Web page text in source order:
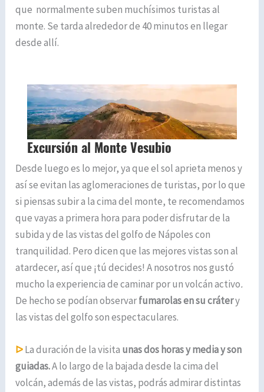
que normalmente suben muchísimos turistas al
monte. Se tarda alrededor de 40 minutos en llegar
desde allí.
Desde luego es lo mejor, ya que el sol aprieta menos y
así se evitan las aglomeraciones de turistas, por lo que
si piensas subir a la cima del monte, te recomendamos
que vayas a primera hora para poder disfrutar de la
subida y de las vistas del golfo de Nápoles con
tranquilidad. Pero dicen que las mejores vistas son al
atardecer, así que ¡tú decides! A nosotros nos gustó
mucho la experiencia de caminar por un volcán activo.
De hecho se podían observarfumarolas en su crátery
las vistas del golfo son espectaculares.
ᐅLa duración de la visita unas dos horas y media y son
guiadas.A lo largo de la bajada desde la cima del
volcán, además de las vistas, podrás admirar distintas